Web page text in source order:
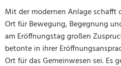
Mit der modernen Anlage schafft
Ort für Bewegung, Begegnung
am Eröffnungstag großen
betonte in ihrer
Ort für das Gemeinwesen sei. Es